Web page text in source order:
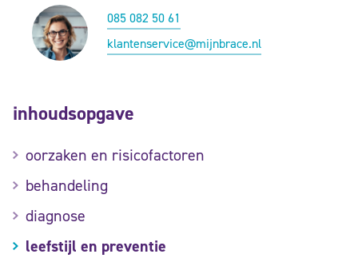
085 082 50 61
klantenservice@mijnbrace.nl
inhoudsopgave
oorzaken en risicofactoren
behandeling
diagnose
leefstijl en preventie